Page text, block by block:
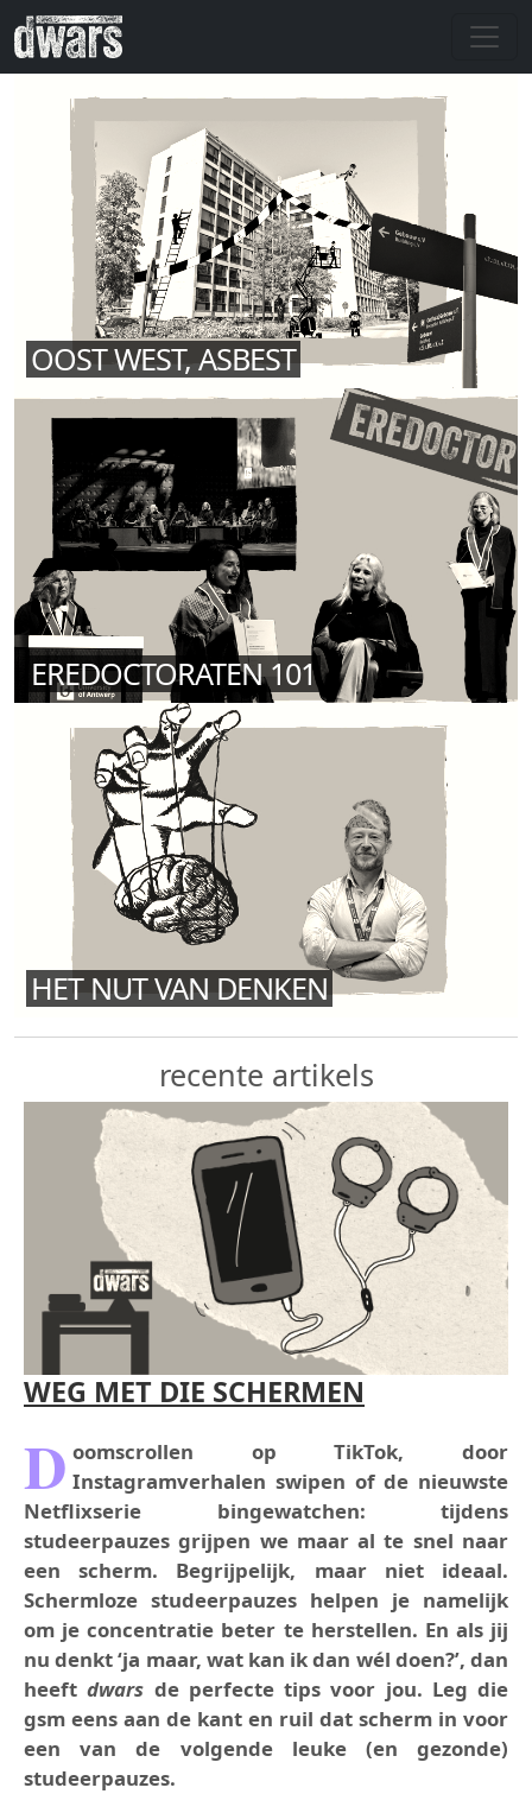
Overslaan en naar de inhoud gaan
OOST WEST, ASBEST
EREDOCTORATEN 101
HET NUT VAN DENKEN
recente artikels
WEG MET DIE SCHERMEN
D oomscrollen op TikTok, door
Instagramverhalen swipen of de nieuwste
Netflixserie bingewatchen: tijdens
studeerpauzes grijpen we maar al te snel naar
een scherm. Begrijpelijk, maar niet ideaal.
Schermloze studeerpauzes helpen je namelijk
om je concentratie beter te herstellen. En als jij
nu denkt ‘ja maar, wat kan ik dan wél doen?’, dan
heeftdwars de perfecte tips voor jou. Leg die
gsm eens aan de kant en ruil dat scherm in voor
een van de volgende leuke (en gezonde)
studeerpauzes.